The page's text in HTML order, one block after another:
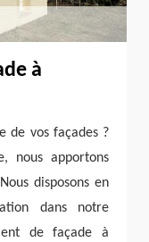
à
de vos façades ?
nous apportons
disposons en
dans notre
de façade à